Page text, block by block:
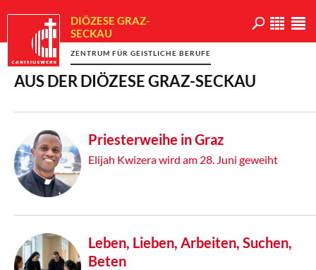
DIÖZESE GRAZ-
SECKAU
ZENTRUM FÜR GEISTLICHE BERUFE
AUS DER DIÖZESE GRAZ-SECKAU
Priesterweihe in Graz
Elijah Kwizera wird am 28. Juni geweiht
Leben, Lieben, Arbeiten, Suchen,
Beten